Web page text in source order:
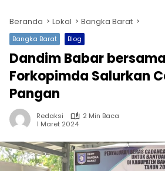
Beranda Lokal Bangka Barat
Bangka Barat Blog
Dandim Babar
Forkopimda Salurkan
Pangan
Redaksi
2 Min Baca
1 Maret 2024